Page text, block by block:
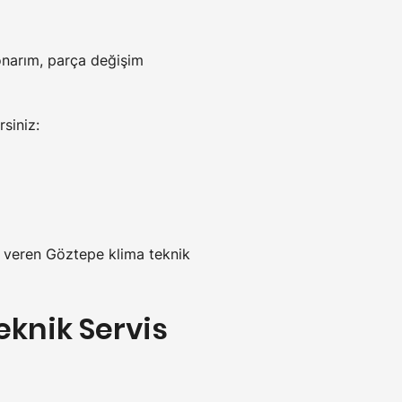
parça değişim
veren Göztepe klima teknik
Servis